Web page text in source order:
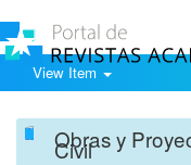
View Item
Obras y
Civil